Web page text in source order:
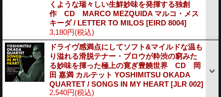
くような瑞々しい生鮮妙味を発揮する独創
作 CD MARCO MEZQUIDA マルコ・メス
キーダ / LETTER TO MILOS [EIRD 8004]
3,180円(税込)
ドライヴ感満点にしてソフト&マイルドな温も
り溢れる滑脱テナー・ブロウが粋渋の窮みた
る妙味を揮った極上の寛ぎ豊饒世界 CD 岡
田 嘉満 カルテット YOSHIMITSU OKADA
QUARTET / SONGS IN MY HEART [JLR 002]
2,540円(税込)